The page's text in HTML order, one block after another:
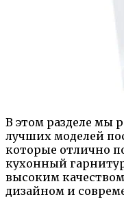
В этом разделе мы
лучших моделей
которые отлично
кухонный
высоким
дизайном и